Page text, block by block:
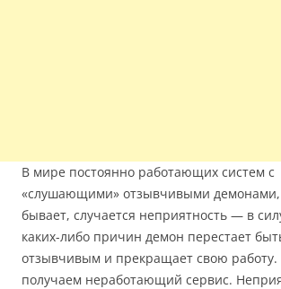
В мире постоянно работающих систем с
«слушающими» отзывчивыми демонами,
бывает, случается неприятность — в
каких-либо причин демон перестает
отзывчивым и прекращает свою работу.
получаем неработающий сервис.